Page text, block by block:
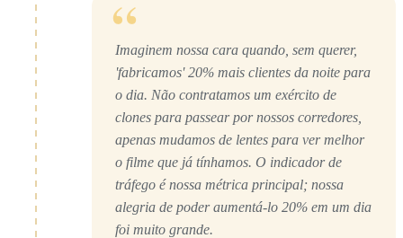
“
Imaginem nossa cara quando, sem querer,
'fabricamos' 20% mais clientes da noite para
o dia. Não contratamos um exército de
clones para passear por nossos corredores,
apenas mudamos de lentes para ver melhor
o filme que já tínhamos. O indicador de
tráfego é nossa métrica principal; nossa
alegria de poder aumentá-lo 20% em um dia
foi muito grande.